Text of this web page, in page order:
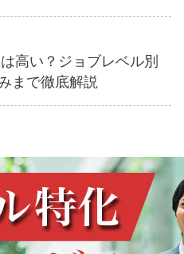
高い？ジョブレベル別
まで徹底解説